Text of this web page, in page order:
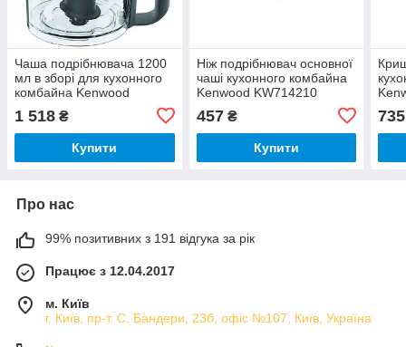
Чаша подрібнювача 1200
мл в зборі для кухонного
комбайна Kenwood
1 518 ₴
Купити
Ніж подрібнювач основної
чаші кухонного комбайна
Kenwood KW714210
457₴
Купити
735
Про нас
99% позитивних з 191 відгука за рік
Працює з 12.04.2017
м. Київ
г. Київ, пр-т. С. Бандери, 23б, офіс №107, Київ, Україна